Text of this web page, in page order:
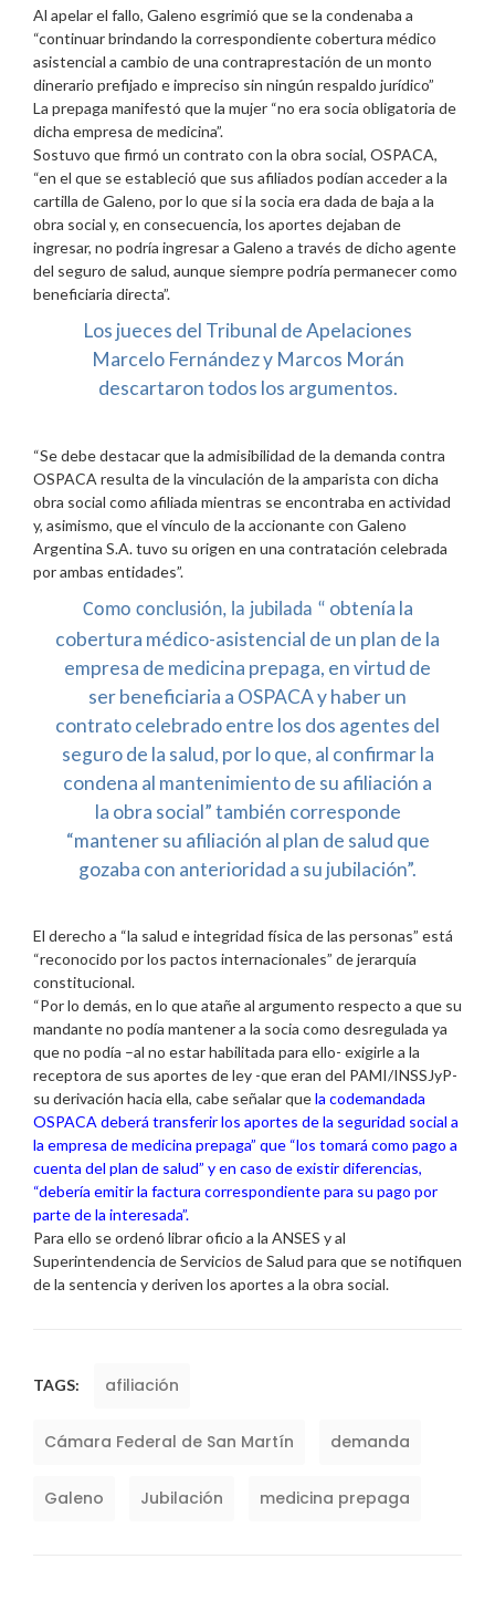
Al apelar el fallo, Galeno esgrimió que se la condenaba a
“continuar brindando la correspondiente cobertura médico
asistencial a cambio de una contraprestación de un monto
dinerario prefijado e impreciso sin ningún respaldo jurídico”
La prepaga manifestó que la mujer “no era socia obligatoria de
dicha empresa de medicina”.
Sostuvo que firmó un contrato con la obra social, OSPACA,
“en el que se estableció que sus afiliados podían acceder a la
cartilla de Galeno, por lo que si la socia era dada de baja a la
obra social y, en consecuencia, los aportes dejaban de
ingresar, no podría ingresar a Galeno a través de dicho agente
del seguro de salud, aunque siempre podría permanecer como
beneficiaria directa”.
Los jueces del Tribunal de Apelaciones
Marcelo Fernández y Marcos Morán
descartaron todos los argumentos.
“Se debe destacar que la admisibilidad de la demanda contra
OSPACA resulta de la vinculación de la amparista con dicha
obra social como afiliada mientras se encontraba en actividad
y, asimismo, que el vínculo de la accionante con Galeno
Argentina S.A. tuvo su origen en una contratación celebrada
por ambas entidades”.
Como conclusión, la jubilada “ obtenía la
cobertura médico-asistencial de un plan de la
empresa de medicina prepaga, en virtud de
ser beneficiaria a OSPACA y haber un
contrato celebrado entre los dos agentes del
seguro de la salud, por lo que, al confirmar la
condena al mantenimiento de su afiliación a
la obra social” también corresponde
“mantener su afiliación al plan de salud que
gozaba con anterioridad a su jubilación”.
El derecho a “la salud e integridad física de las personas” está
“reconocido por los pactos internacionales” de jerarquía
constitucional.
“Por lo demás, en lo que atañe al argumento respecto a que su
mandante no podía mantener a la socia como desregulada ya
que no podía –al no estar habilitada para ello- exigirle a la
receptora de sus aportes de ley -que eran del PAMI/INSSJyP-
su derivación hacia ella, cabe señalar quela codemandada
OSPACA deberá transferir los aportes de la seguridad social a
la empresa de medicina prepaga” que “los tomará como pago a
cuenta del plan de salud” y en caso de existir diferencias,
“debería emitir la factura correspondiente para su pago por
parte de la interesada”.
Para ello se ordenó librar oficio a la ANSES y al
Superintendencia de Servicios de Salud para que se notifiquen
de la sentencia y deriven los aportes a la obra social.
TAGS: afiliación
Cámara Federal de San Martín demanda
Galeno Jubilación medicina prepaga